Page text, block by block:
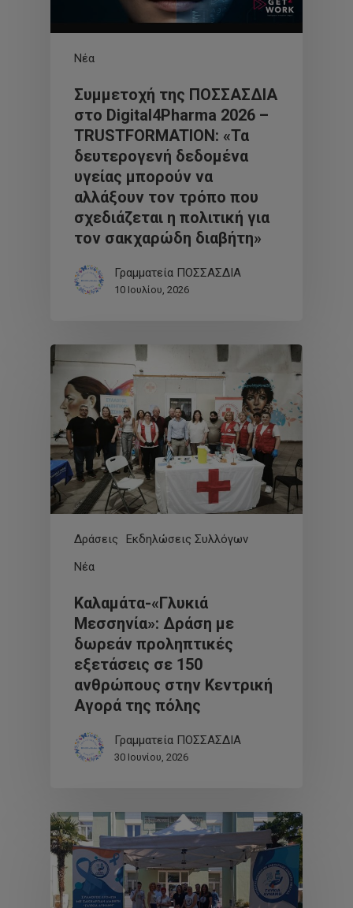
Νέα
Συμμετοχή της ΠΟΣΣΑΣΔΙΑ
στο Digital4Pharma 2026 –
TRUSTFORMATION: «Τα
δευτερογενή δεδομένα
υγείας μπορούν να
αλλάξουν τον τρόπο που
σχεδιάζεται η πολιτική για
τον σακχαρώδη διαβήτη»
Γραμματεία ΠΟΣΣΑΣΔΙΑ
10 Ιουλίου, 2026
Δράσεις
Εκδηλώσεις Συλλόγων
Νέα
Καλαμάτα-«Γλυκιά
Μεσσηνία»: Δράση με
δωρεάν προληπτικές
εξετάσεις σε 150
ανθρώπους στην Κεντρική
Αγορά της πόλης
Γραμματεία ΠΟΣΣΑΣΔΙΑ
30 Ιουνίου, 2026